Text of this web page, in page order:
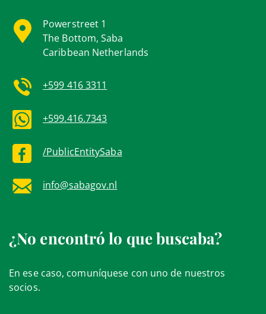
Powerstreet 1
The Bottom, Saba
Caribbean Netherlands
+599 416 3311
+599.416.7343
/PublicEntitySaba
info@sabagov.nl
¿No encontró lo que buscaba?
En ese caso, comuníquese con uno de nuestros
socios.